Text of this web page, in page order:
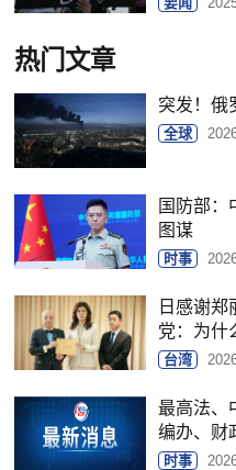
热门文章
突发！俄
全球
国防部：
图谋
时事
日感谢郑
党：为什
台湾
最高法、
编办、财
时事